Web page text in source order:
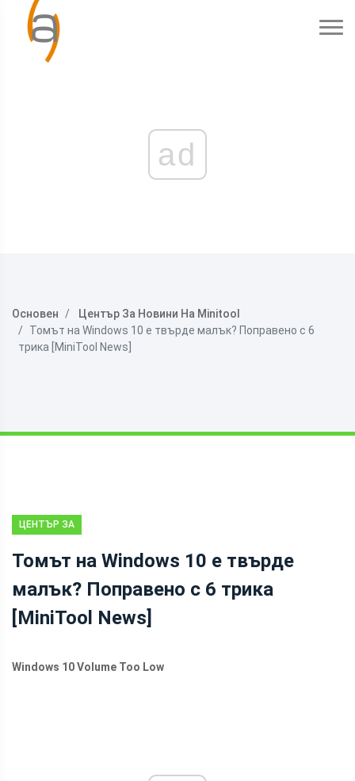
ad
Основен
Център За Новини На Minitool
Томът на Windows 10 е твърде малък? Поправено с 6
трика [MiniTool News]
ЦЕНТЪР ЗА
MINITOOL
Томът на Windows 10 е твърде
малък? Поправено с 6 трика
[MiniTool News]
Windows 10 Volume Too Low